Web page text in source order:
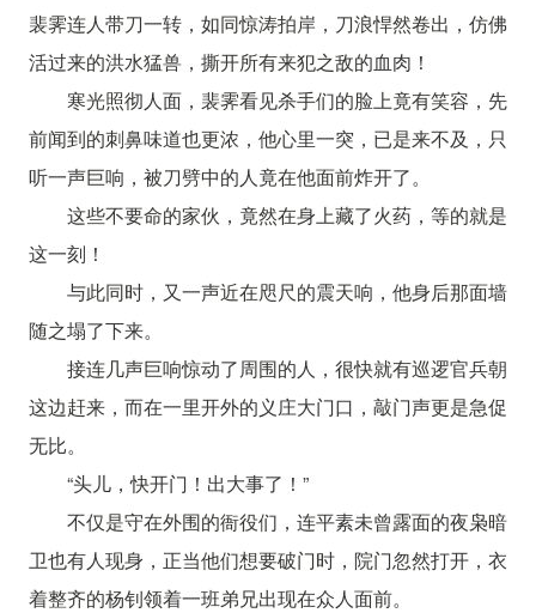
裴霁连人带刀一转，如同惊涛拍岸，刀浪悍然卷出，仿佛
活过来的洪水猛兽，撕开所有来犯之敌的血肉！
寒光照彻人面，裴霁看见杀手们的脸上竟有笑容，先
前闻到的刺鼻味道也更浓，他心里一突，已是来不及，只
听一声巨响，被刀劈中的人竟在他面前炸开了。
这些不要命的家伙，竟然在身上藏了火药，等的就是
这一刻！
与此同时，又一声近在咫尺的震天响，他身后那面墙
随之塌了下来。
接连几声巨响惊动了周围的人，很快就有巡逻官兵朝
这边赶来，而在一里开外的义庄大门口，敲门声更是急促
无比。
“头儿，快开门！出大事了！”
不仅是守在外围的衙役们，连平素未曾露面的夜枭暗
卫也有人现身，正当他们想要破门时，院门忽然打开，衣
着整齐的杨钊领着一班弟兄出现在众人面前。